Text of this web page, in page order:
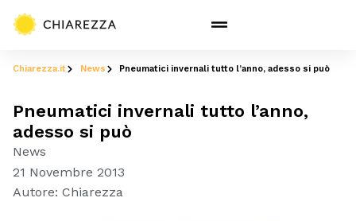
Chiarezza.it News Pneumatici invernali tutto l’anno, adesso si può
Pneumatici invernali tutto l’anno,
adesso si può
News
21 Novembre 2013
Autore: Chiarezza